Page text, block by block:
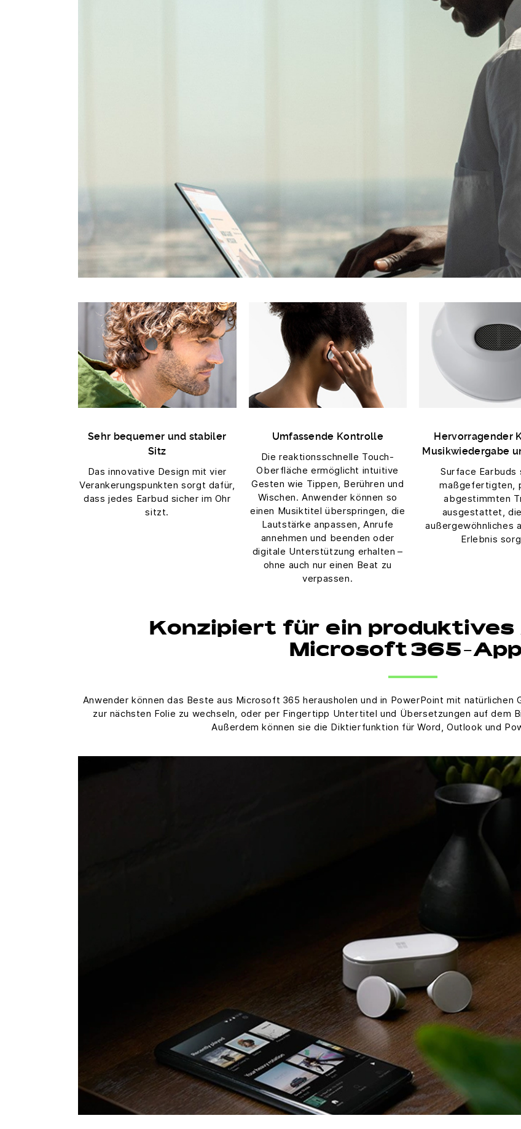
Sehr bequemer und stabiler
Sitz
Das innovative Design mit vier
Verankerungspunkten sorgt dafür,
dass jedes Earbud sicher im Ohr
sitzt.
Umfassende Kontrolle
Die reaktionsschnelle Touch-
Oberfläche ermöglicht intuitive
Gesten wie Tippen, Berühren und
Wischen. Anwender können so
einen Musiktitel überspringen, die
Lautstärke anpassen, Anrufe
annehmen und beenden oder
digitale Unterstützung erhalten –
ohne auch nur einen Beat zu
verpassen.
Hervorragender
Musikwiedergabe
Surface Earbuds
maßgefertigten,
abgestimmten
ausgestattet,
außergewöhnliches
Erlebnis
Konzipiert für ein
Microsoft 365-
Anwender können das Beste aus Microsoft 365 herausholen und in PowerPoint mit natürlichen
zur nächsten Folie zu wechseln, oder per Fingertipp Untertitel und Übersetzungen auf dem
Außerdem können sie die Diktierfunktion für Word, Outlook und